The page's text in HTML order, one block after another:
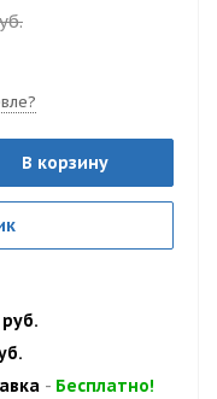
В корзину
- Бесплатно!